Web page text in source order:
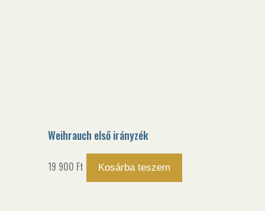
Weihrauch első irányzék
19 900 Ft Kosárba teszem